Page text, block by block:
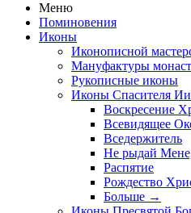
Меню
Поминовения
Иконы
Иконописной
Мануфактуры
Рукописные иконы
Иконы Спасителя
Воскресение
Всевидящее
Вседержитель
Не рыдай
Распятие
Рождество
Больше →